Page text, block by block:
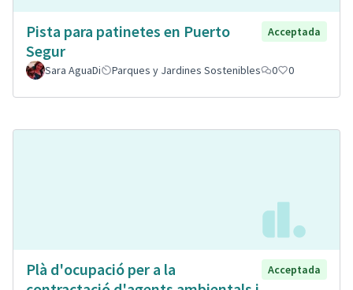
Pista para patinetes en Puerto
Segur
Acceptada
Sara AguaDi Parques y Jardines Sostenibles 0 0
Plà d'ocupació per a la
Acceptada